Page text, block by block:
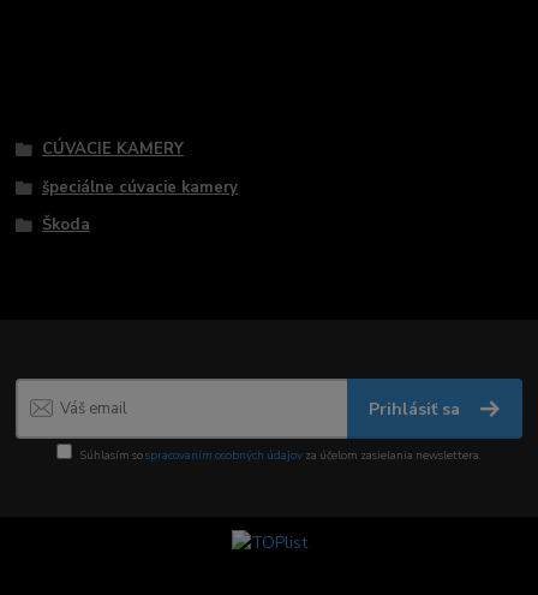
CÚVACIE KAMERY
špeciálne cúvacie kamery
Škoda
Prihlásiť sa
Súhlasím sospracovaním osobných údajov za účelom zasielania newslettera.